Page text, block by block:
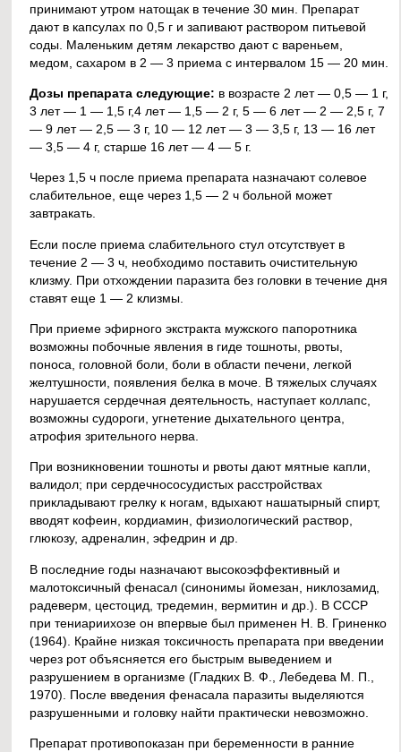
принимают утром натощак в течение 30 мин. Препарат
дают в капсулах по 0,5 г и запивают раствором питьевой
соды. Маленьким детям лекарство дают с вареньем,
медом, сахаром в 2 — 3 приема с интервалом 15 — 20 мин.
Дозы препарата следующие: в возрасте 2 лет — 0,5 — 1 г,
3 лет — 1 — 1,5 г,4 лет — 1,5 — 2 г, 5 — 6 лет — 2 — 2,5 г, 7
— 9 лет — 2,5 — 3 г, 10 — 12 лет — 3 — 3,5 г, 13 — 16 лет
— 3,5 — 4 г, старше 16 лет — 4 — 5 г.
Через 1,5 ч после приема препарата назначают солевое
слабительное, еще через 1,5 — 2 ч больной может
завтракать.
Если после приема слабительного стул отсутствует в
течение 2 — 3 ч, необходимо поставить очистительную
клизму. При отхождении паразита без головки в течение дня
ставят еще 1 — 2 клизмы.
При приеме эфирного экстракта мужского папоротника
возможны побочные явления в гиде тошноты, рвоты,
поноса, головной боли, боли в области печени, легкой
желтушности, появления белка в моче. В тяжелых случаях
нарушается сердечная деятельность, наступает коллапс,
возможны судороги, угнетение дыхательного центра,
атрофия зрительного нерва.
При возникновении тошноты и рвоты дают мятные капли,
валидол; при сердечнососудистых расстройствах
прикладывают грелку к ногам, вдыхают нашатырный спирт,
вводят кофеин, кордиамин, физиологический раствор,
глюкозу, адреналин, эфедрин и др.
В последние годы назначают высокоэффективный и
малотоксичный фенасал (синонимы йомезан, никлозамид,
радеверм, цестоцид, тредемин, вермитин и др.). В СССР
при тениариихозе он впервые был применен Н. В. Гриненко
(1964). Крайне низкая токсичность препарата при введении
через рот объясняется его быстрым выведением и
разрушением в организме (Гладких В. Ф., Лебедева М. П.,
1970). После введения фенасала паразиты выделяются
разрушенными и головку найти практически невозможно.
Препарат противопоказан при беременности в ранние